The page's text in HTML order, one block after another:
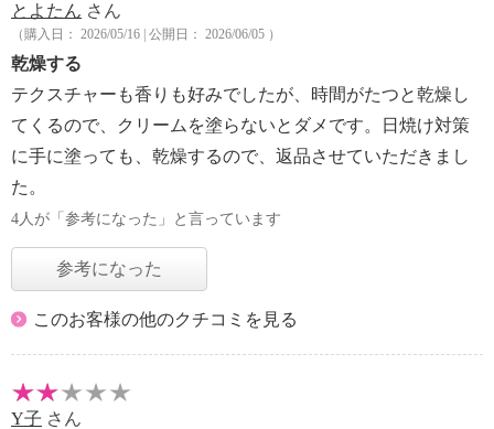
とよたん さん
（購入日： 2026/05/16 | 公開日： 2026/06/05 ）
乾燥する
テクスチャーも香りも好みでしたが、時間がたつと乾燥し
てくるので、クリームを塗らないとダメです。日焼け対策
に手に塗っても、乾燥するので、返品させていただきまし
た。
4人が「参考になった」と言っています
参考になった
このお客様の他のクチコミを見る
Y子 さん